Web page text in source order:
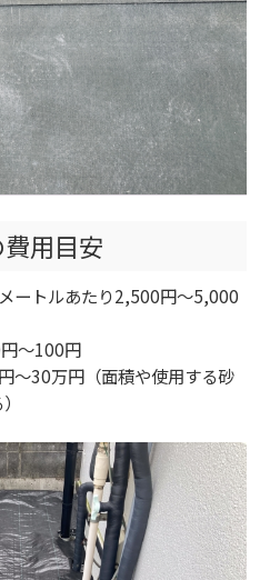
用目安
ートルあたり2,500円～5,000
～100円
～30万円（面積や使用する砂